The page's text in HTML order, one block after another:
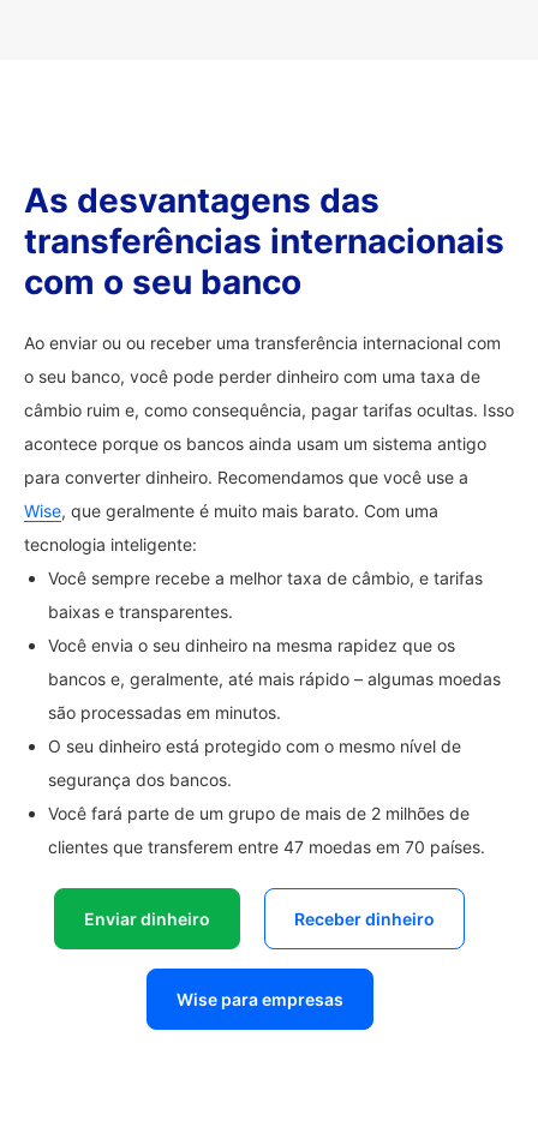
As desvantagens das
transferências internacionais
com o seu banco
Ao enviar ou ou receber uma transferência internacional com
o seu banco, você pode perder dinheiro com uma taxa de
câmbio ruim e, como consequência, pagar tarifas ocultas. Isso
acontece porque os bancos ainda usam um sistema antigo
para converter dinheiro. Recomendamos que você use a
Wise, que geralmente é muito mais barato. Com uma
tecnologia inteligente:
Você sempre recebe a melhor taxa de câmbio, e tarifas
baixas e transparentes.
Você envia o seu dinheiro na mesma rapidez que os
bancos e, geralmente, até mais rápido – algumas moedas
são processadas em minutos.
O seu dinheiro está protegido com o mesmo nível de
segurança dos bancos.
Você fará parte de um grupo de mais de 2 milhões de
clientes que transferem entre 47 moedas em 70 países.
Enviar dinheiro Receber dinheiro
Wise para empresas